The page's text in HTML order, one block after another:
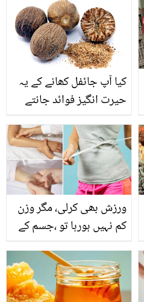
سمرتی ایرانی شہرت کی
بلندیوں پر کیسے پہنچیں؟
کیا آپ جائفل کھانے کے یہ
حیرت انگیز فوائد جانتے
ورزش بھی کرلی، مگر وزن
کم نہیں ہورہا تو ،جسم کے
دبائیں اور پتلے ہوجائیں